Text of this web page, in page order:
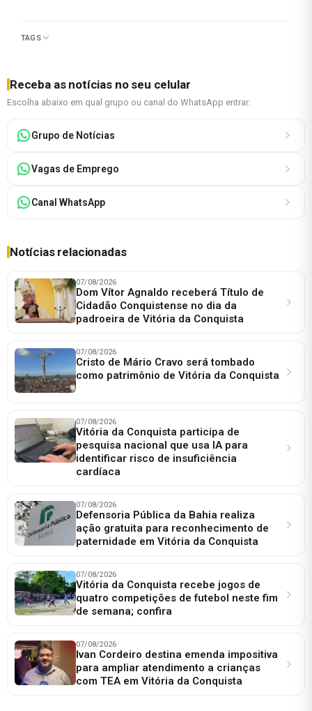
TAGS
Receba as notícias no seu celular
Escolha abaixo em qual grupo ou canal do WhatsApp entrar:
Grupo de Notícias
Vagas de Emprego
Canal WhatsApp
Notícias relacionadas
07/08/2026
Dom Vítor Agnaldo receberá Título de
Cidadão Conquistense no dia da
padroeira de Vitória da Conquista
07/08/2026
Cristo de Mário Cravo será tombado
como patrimônio de Vitória da Conquista
07/08/2026
Vitória da Conquista participa de
pesquisa nacional que usa IA para
identificar risco de insuficiência
cardíaca
07/08/2026
Defensoria Pública da Bahia realiza
ação gratuita para reconhecimento de
paternidade em Vitória da Conquista
07/08/2026
Vitória da Conquista recebe jogos de
quatro competições de futebol neste fim
de semana; confira
07/08/2026
Ivan Cordeiro destina emenda impositiva
para ampliar atendimento a crianças
com TEA em Vitória da Conquista